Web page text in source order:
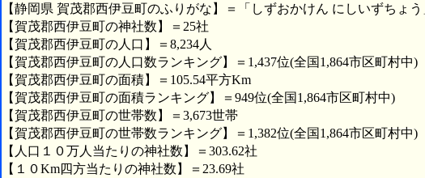
【静岡県 賀茂郡西伊豆町のふりがな】＝「しずおかけん にしいずちょう
【賀茂郡西伊豆町の神社数】＝25社
【賀茂郡西伊豆町の人口】＝8,234人
【賀茂郡西伊豆町の人口数ランキング】＝1,437位(全国1,864市区町村中)
【賀茂郡西伊豆町の面積】＝105.54平方Km
【賀茂郡西伊豆町の面積ランキング】＝949位(全国1,864市区町村中)
【賀茂郡西伊豆町の世帯数】＝3,673世帯
【賀茂郡西伊豆町の世帯数ランキング】＝1,382位(全国1,864市区町村中)
【人口１０万人当たりの神社数】＝303.62社
【１０Km四方当たりの神社数】＝23.69社